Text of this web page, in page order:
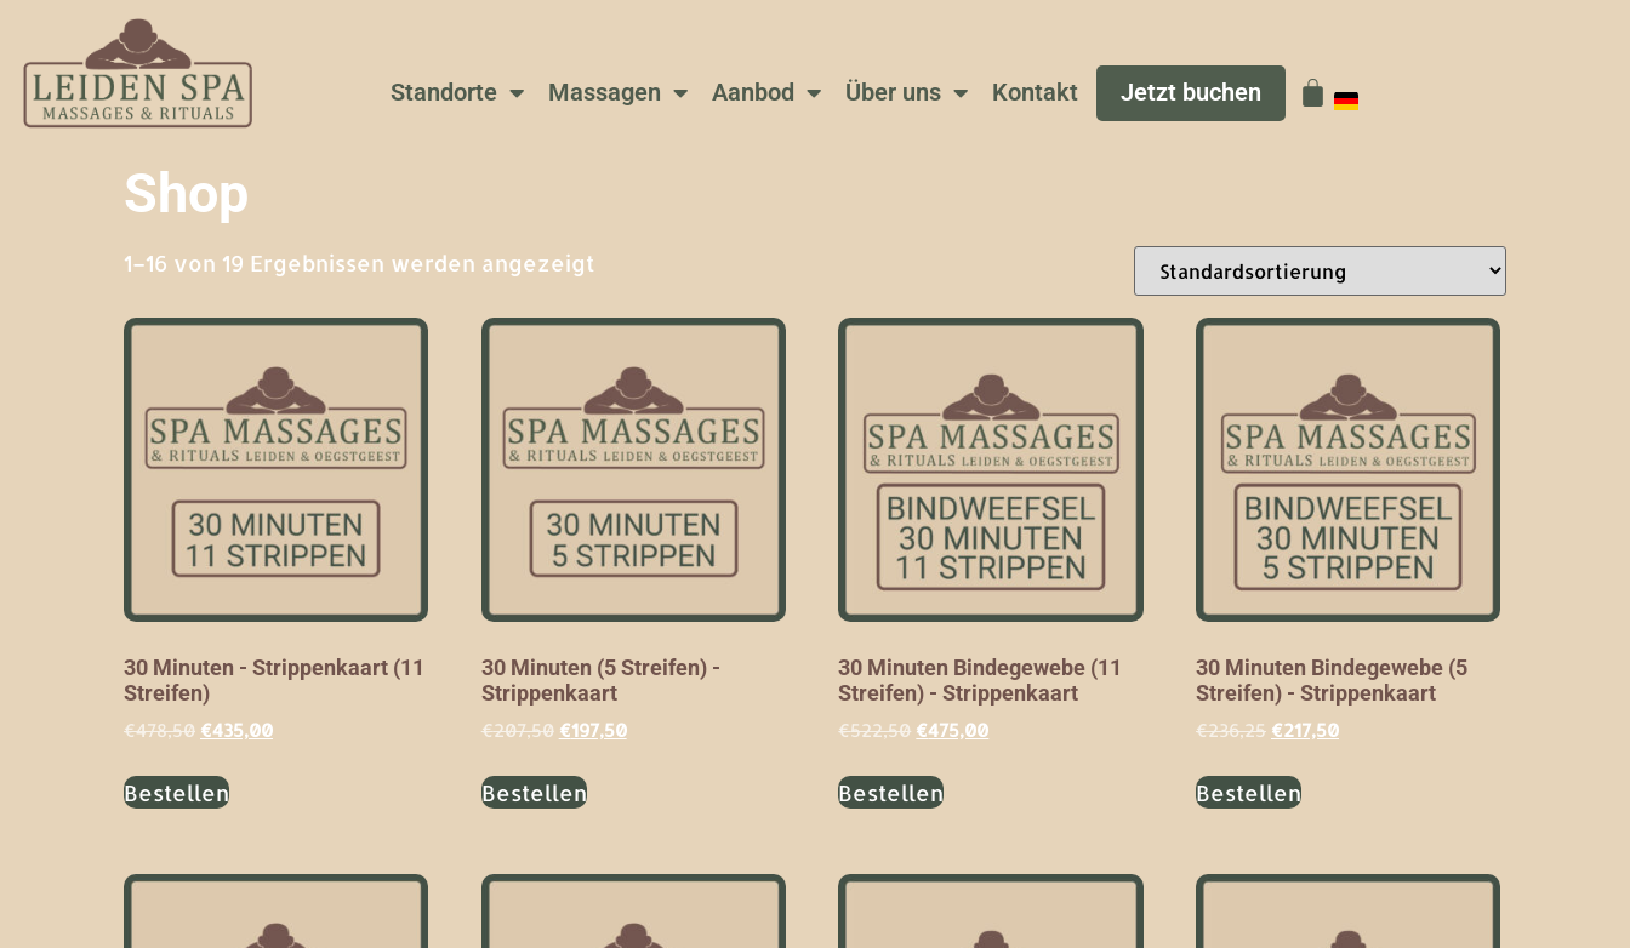
Standorte Massagen Aanbod Über uns Kontakt Jetzt buchen
Shop
1–16 von 19 Ergebnissen werden angezeigt
30 Minuten - Strippenkaart (11
Streifen)
€478,50 €435,00
Bestellen
30 Minuten (5 Streifen) -
Strippenkaart
€207,50 €197,50
Bestellen
30 Minuten Bindegewebe (11
Streifen) - Strippenkaart
€522,50 €475,00
Bestellen
30 Minuten Bindegewebe (5
Streifen) - Strippenkaart
€236,25 €217,50
Bestellen